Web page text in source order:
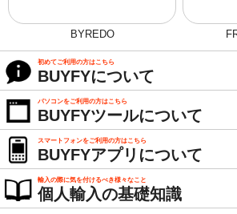
BYREDO
初めてご利用の方はこちら
BUYFYについて
パソコンをご利用の方はこちら
BUYFYツールについて
スマートフォンをご利用の方はこちら
BUYFYアプリについて
輸入の際に気を付けるべき様々なこと
個人輸入の基礎知識